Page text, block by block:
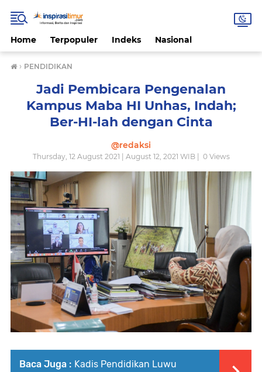
Home Terpopuler Indeks Nasional
› PENDIDIKAN
Jadi Pembicara Pengenalan
Kampus Maba HI Unhas, Indah;
Ber-HI-lah dengan Cinta
@redaksi
Thursday, 12 August 2021 | August 12, 2021 WIB | 0Views
Baca Juga : Kadis Pendidikan Luwu